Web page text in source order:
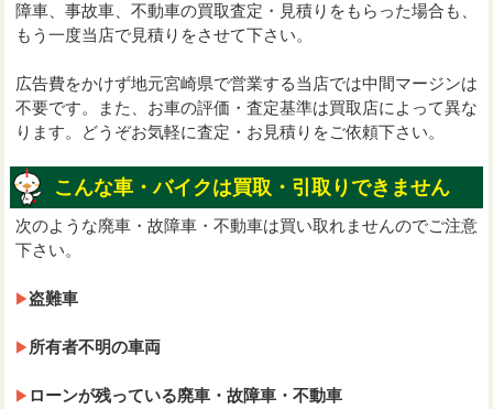
障車、事故車、不動車の買取査定・見積りをもらった場合も、
もう一度当店で見積りをさせて下さい。
広告費をかけず地元宮崎県で営業する当店では中間マージンは
不要です。また、お車の評価・査定基準は買取店によって異な
ります。どうぞお気軽に査定・お見積りをご依頼下さい。
こんな車・バイクは買取・引取りできません
次のような廃車・故障車・不動車は買い取れませんのでご注意
下さい。
盗難車
所有者不明の車両
ローンが残っている廃車・故障車・不動車